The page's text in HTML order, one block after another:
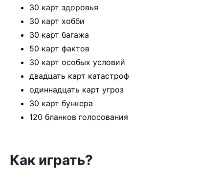
30 карт здоровья
30 карт хобби
30 карт багажа
50 карт фактов
30 карт особых условий
двадцать карт катастроф
одиннадцать карт угроз
30 карт бункера
120 бланков голосования
Как играть?